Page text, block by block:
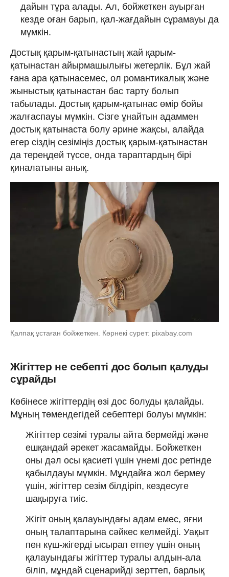
дайын тұра алады. Ал, бойжеткен ауырған
кезде оған барып, қал-жағдайын сұрамауы да
мүмкін.
Достық қарым-қатынастың жай қарым-
қатынастан айырмашылығы жетерлік. Бұл жай
ғана ара қатынасемес, ол романтикалық және
жыныстық қатынастан бас тарту болып
табылады. Достық қарым-қатынас өмір бойы
жалғаспауы мүмкін. Сізге ұнайтын адаммен
достық қатынаста болу әрине жақсы, алайда
егер сіздің сезіміңіз достық қарым-қатынастан
да тереңдей түссе, онда тараптардың бірі
қиналатыны анық.
Қалпақ ұстаған бойжеткен. Көрнекі сурет: pixabay.com
Жігіттер не себепті дос болып қалуды
сұрайды
Көбінесе жігіттердің өзі дос болуды қалайды.
Мұның төмендегідей себептері болуы мүмкін:
Жігіттер сезімі туралы айта бермейді және
ешқандай әрекет жасамайды. Бойжеткен
оны дәл осы қасиеті үшін үнемі дос ретінде
қабылдауы мүмкін. Мұндайға жол бермеу
үшін, жігіттер сезім білдіріп, кездесуге
шақыруға тиіс.
Жігіт оның қалауындағы адам емес, яғни
оның талаптарына сәйкес келмейді. Уақыт
пен күш-жігерді ысырап етпеу үшін оның
қалауындағы жігіттер туралы алдын-ала
біліп, мұндай сценарийді зерттеп, барлық